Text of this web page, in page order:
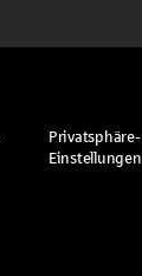
Privatsphäre-
Einstellungen